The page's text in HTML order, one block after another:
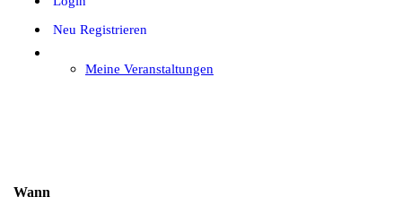
Neu Registrieren
Meine Veranstaltungen
Wann